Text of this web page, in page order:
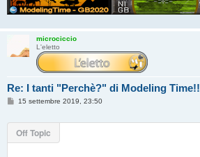
microciccio
L'eletto
Re: I tanti "Perchè?" di Modeling Time!!
M
s
a
g
15 settembre 2019, 23:50
Off Topic